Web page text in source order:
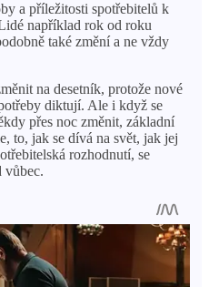
a příležitosti spotřebitelů k
například rok od roku
také změní a ne vždy
na desetník, protože nové
diktují. Ale i když se
přes noc změnit, základní
to, jak se dívá na svět, jak jej
rozhodnutí, se
vůbec.